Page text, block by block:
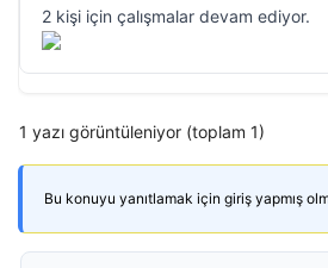
2 kişi için çalışmalar devam ediyor.
1 yazı görüntüleniyor (toplam 1)
Bu konuyu yanıtlamak için giriş yapmış